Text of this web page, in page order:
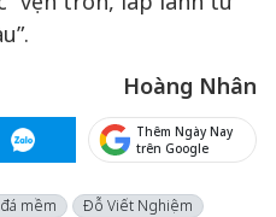
Hoàng Nhân
Thêm Ngày Nay
trên Google
mềm
Đỗ Viết Nghiệm